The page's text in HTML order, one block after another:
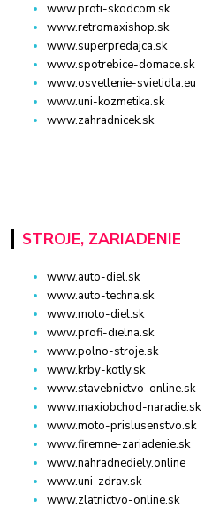
www.proti-skodcom.sk
www.retromaxishop.sk
www.superpredajca.sk
www.spotrebice-domace.sk
www.osvetlenie-svietidla.eu
www.uni-kozmetika.sk
www.zahradnicek.sk
STROJE, ZARIADENIE
www.auto-diel.sk
www.auto-techna.sk
www.moto-diel.sk
www.profi-dielna.sk
www.polno-stroje.sk
www.krby-kotly.sk
www.stavebnictvo-online.sk
www.maxiobchod-naradie.sk
www.moto-prislusenstvo.sk
www.firemne-zariadenie.sk
www.nahradnediely.online
www.uni-zdrav.sk
www.zlatnictvo-online.sk